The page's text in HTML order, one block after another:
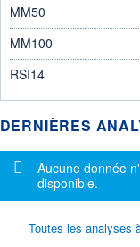
MM50
MM100
RSI14
DERNIÈRES
Message
Aucune donnée
disponible.
Toutes les analyses